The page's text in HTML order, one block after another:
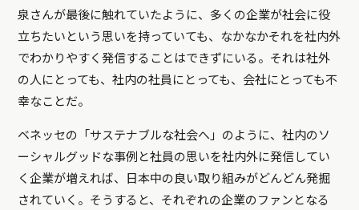
泉さんが最後に触れていたように、多くの企業が社会に役
立ちたいという思いを持っていても、なかなかそれを社内外
でわかりやすく発信することはできずにいる。それは社外
の人にとっても、社内の社員にとっても、会社にとっても不
幸なことだ。
ベネッセの「サステナブルな社会へ」のように、社内のソ
ーシャルグッドな事例と社員の思いを社内外に発信してい
く企業が増えれば、日本中の良い取り組みがどんどん発掘
されていく。そうすると、それぞれの企業のファンとなる